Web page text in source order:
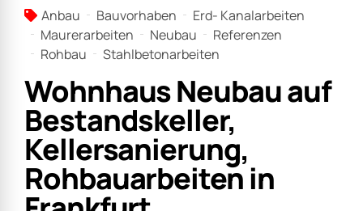
Anbau Bauvorhaben
Erd- Kanalarbeiten
Maurerarbeiten
Neubau
Referenzen
Rohbau
Stahlbetonarbeiten
Wohnhaus Neubau auf
Bestandskeller,
Kellersanierung,
Rohbauarbeiten in